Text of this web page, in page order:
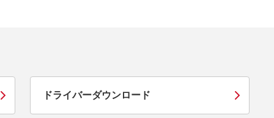
ドライバーダウンロード